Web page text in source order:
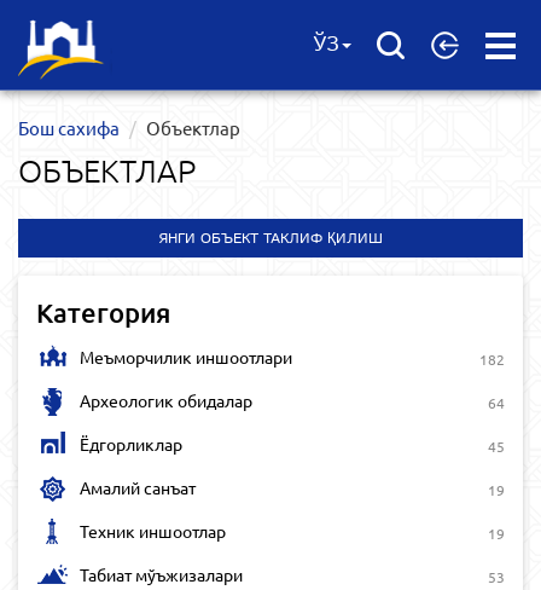
Open
ЎЗ
Бош сахифа Объектлар
ОБЪЕКТЛАР
ЯНГИ ОБЪЕКТ ТАКЛИФ ҚИЛИШ
Категория
Меъморчилик иншоотлари 182
Археологик обидалар 64
Ёдгорликлар 45
Амалий санъат 19
Техник иншоотлар 19
Табиат мўъжизалари 53